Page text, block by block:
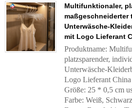
Multifunktionaler,
maßgeschneiderter
Unterwäsche-
mit Logo Lieferant
Produktname:
platzsparender,
Unterwäsche-
Logo Lieferant China
Größe: 25 * 0,5 cm
Farbe: Weiß,